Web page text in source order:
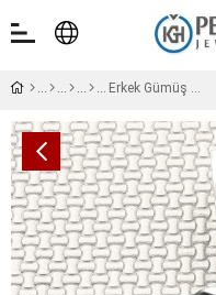
Erkek Gümüş Kolye Ucu